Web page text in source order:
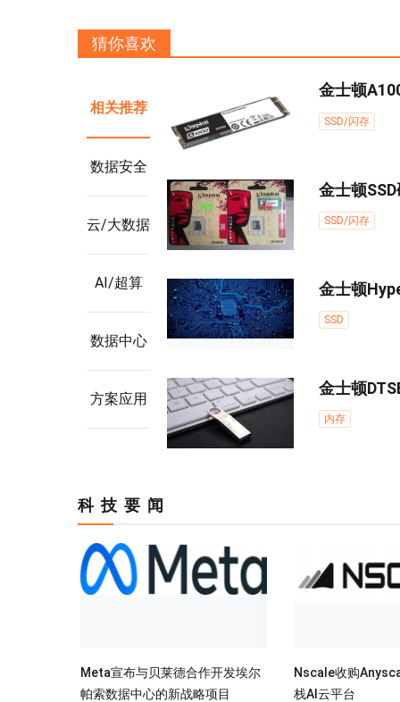
猜你喜欢
相关推荐
数据安全
云/大数据
AI/超算
数据中心
方案应用
金士顿
SSD/闪存
金士顿
SSD/闪存
金士顿
SSD
金士顿
内存
科技要闻
Meta宣布与贝莱德合作开发埃尔
帕索数据中心的新战略项目
Nscale收购
栈AI云平台